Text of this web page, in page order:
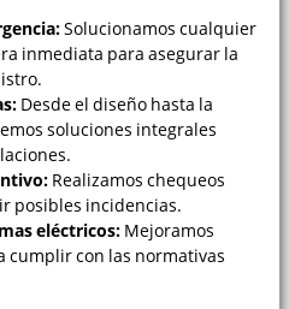
Solucionamos cualquier
inmediata para asegurar la
Desde el diseño hasta la
soluciones integrales
Realizamos chequeos
posibles incidencias.
eléctricos:Mejoramos
cumplir con las normativas